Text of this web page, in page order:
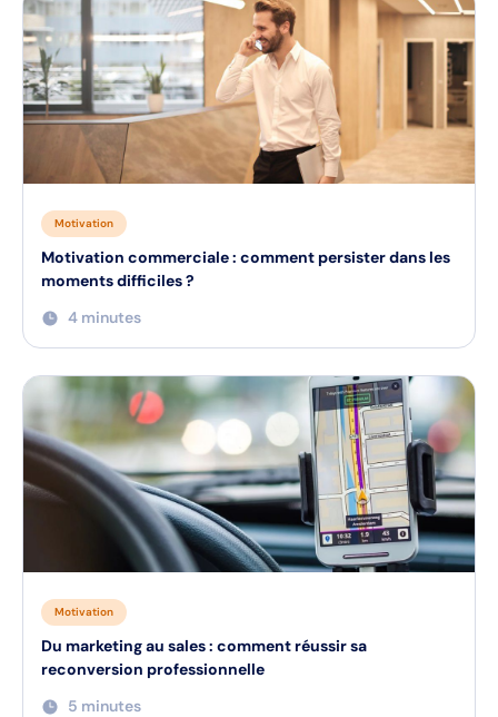
Motivation
Motivation commerciale : comment persister dans les
moments difficiles ?
4 minutes
Motivation
Du marketing au sales : comment réussir sa
reconversion professionnelle
5 minutes